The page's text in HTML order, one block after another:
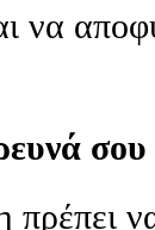
να
σου
πρέπει